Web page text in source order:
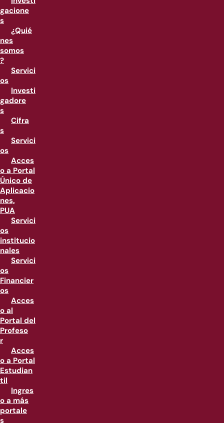
gacione
s
¿Quié
nes
somos
?
Servici
os
Investi
gadore
s
Cifra
s
Servici
os
Acces
o a Portal
Único de
Aplicacio
nes,
PUA
Servici
os
institucio
nales
Servici
os
Financier
os
Acces
o al
Portal del
Profeso
r
Acces
o a Portal
Estudian
til
Ingres
o a más
portale
s